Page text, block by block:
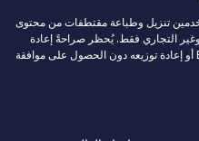
تنزيل وطباعة مقتطفات من محتوى
التجاري فقط. يُحظر صراحةً إعادة
نشر محتوى Euromedia24.com أو إعادة توزيعه دون الحصول على موافقة